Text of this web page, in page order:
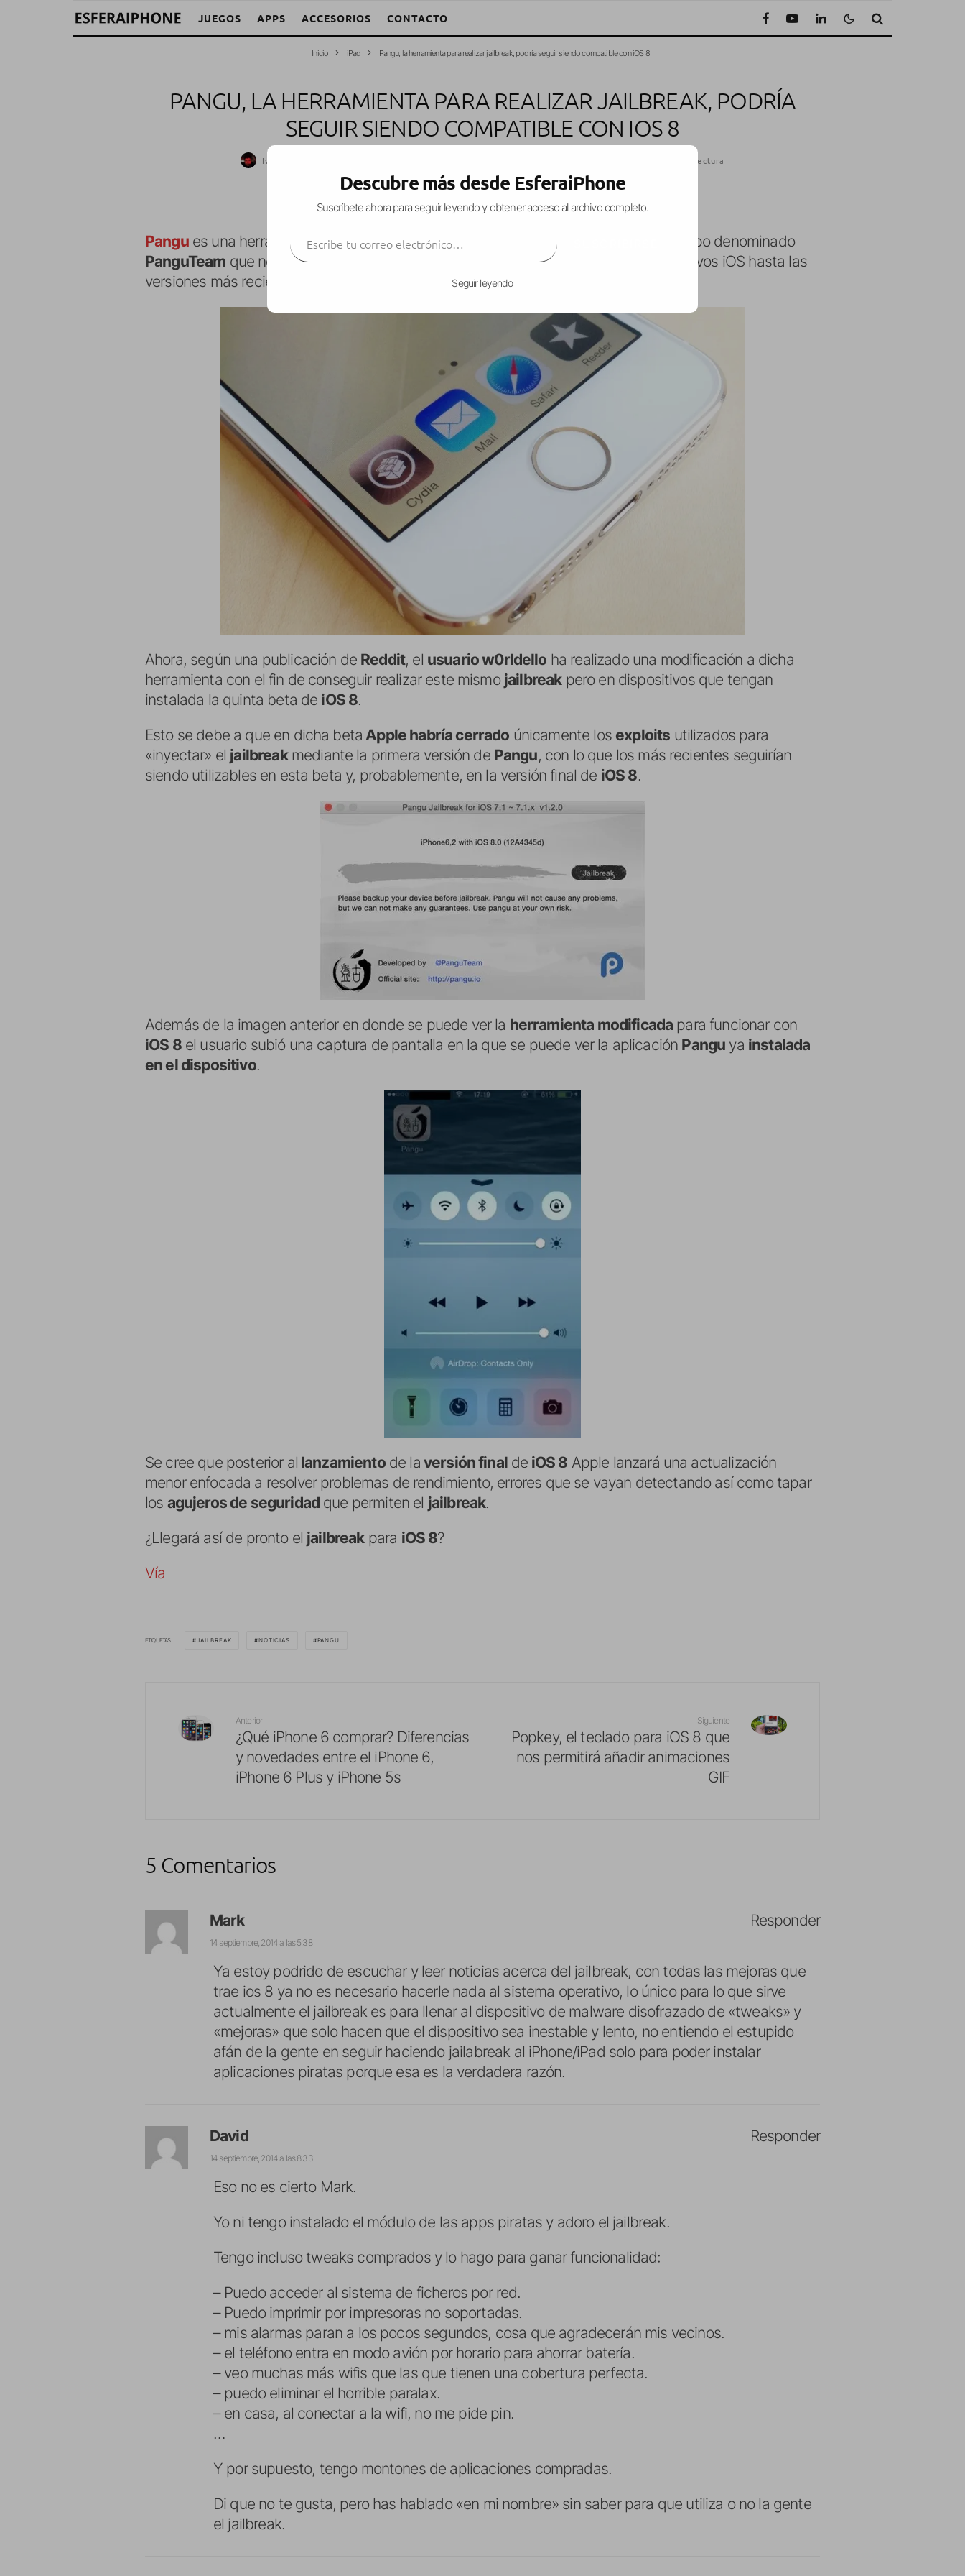
JUEGOS APPS ACCESORIOS CONTACTO
Inicio iPad Pangu, la herramienta para realizar jailbreak, podría seguir siendo compatible con iOS 8
PANGU, LA HERRAMIENTA PARA REALIZAR JAILBREAK, PODRÍA
SEGUIR SIENDO COMPATIBLE CON IOS 8
Iván Fragoso 1 Minuto de lectura
Pangues una herramienta hecha por varioshackers chinos
pertenecientes a un grupo denominado
PanguTeam que nos permite realizarjailbreak untethereda todos nuestros dispositivos iOS hasta las
versiones más recientes de iOS 7.
Ahora, según una publicación de Reddit, el usuario w0rldello ha realizado una modificación a dicha
herramienta con el fin de conseguir realizar este mismo jailbreakpero en dispositivos que tengan
instalada la quinta beta de iOS 8.
Esto se debe a que en dicha beta Apple habría cerrado únicamente los exploits utilizados para
«inyectar» el jailbreakmediante la primera versión de Pangu, con lo que los más recientes seguirían
siendo utilizables en esta beta y, probablemente, en la versión final de iOS 8.
Además de la imagen anterior en donde se puede ver la herramienta modificada para funcionar con
iOS 8el usuario subió una captura de pantalla en la que se puede ver la aplicación Pangu ya instalada
en el dispositivo.
Se cree que posterior al lanzamientode la versión finalde iOS 8 Apple lanzará una actualización
menor enfocada a resolver problemas de rendimiento, errores que se vayan detectando así como tapar
los agujeros de seguridad que permiten el jailbreak.
¿Llegará así de pronto el jailbreakpara iOS 8?
Vía
ETIQUETAS JAILBREAK NOTICIAS PANGU
Anterior
¿Qué iPhone 6 comprar? Diferencias
y novedades entre el iPhone 6,
iPhone 6 Plus y iPhone 5s
Siguiente
Popkey, el teclado para iOS 8 que
nos permitirá añadir animaciones
GIF
5 Comentarios
Mark
14 septiembre, 2014 a las 5:38
Ya estoy podrido de escuchar y leer noticias acerca del jailbreak, con todas las mejoras que
trae ios 8 ya no es necesario hacerle nada al sistema operativo, lo único para lo que sirve
actualmente el jailbreak es para llenar al dispositivo de malware disofrazado de «tweaks» y
«mejoras» que solo hacen que el dispositivo sea inestable y lento, no entiendo el estupido
afán de la gente en seguir haciendo jailabreak al iPhone/iPad solo para poder instalar
aplicaciones piratas porque esa es la verdadera razón.
Responder
David
14 septiembre, 2014 a las 8:33
Eso no es cierto Mark.
Yo ni tengo instalado el módulo de las apps piratas y adoro el jailbreak.
Tengo incluso tweaks comprados y lo hago para ganar funcionalidad:
– Puedo acceder al sistema de ficheros por red.
– Puedo imprimir por impresoras no soportadas.
– mis alarmas paran a los pocos segundos, cosa que agradecerán mis vecinos.
– el teléfono entra en modo avión por horario para ahorrar batería.
– veo muchas más wifis que las que tienen una cobertura perfecta.
– puedo eliminar el horrible paralax.
– en casa, al conectar a la wifi, no me pide pin.
…
Y por supuesto, tengo montones de aplicaciones compradas.
Di que no te gusta, pero has hablado «en mi nombre» sin saber para que utiliza o no la gente
el jailbreak.
Responder
Descubre más desde EsferaiPhone
Suscríbete ahora para seguir leyendo y obtener acceso al archivo completo.
Seguir leyendo